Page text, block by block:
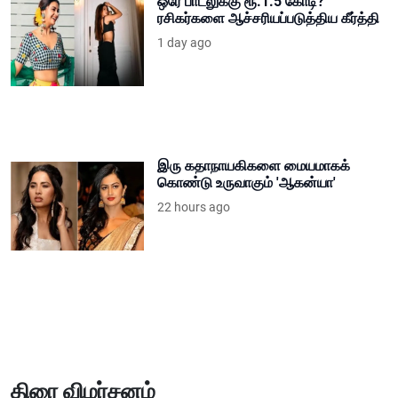
ரசிகர்களை ஆச்சரியப்படுத்திய கீர்த்தி
1 day ago
இரு கதாநாயகிகளை மையமாகக்
கொண்டு உருவாகும் 'ஆகன்யா'
22 hours ago
திரை விமர்சனம்